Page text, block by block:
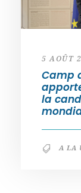
5 AOÛT
Camp
la
A LA